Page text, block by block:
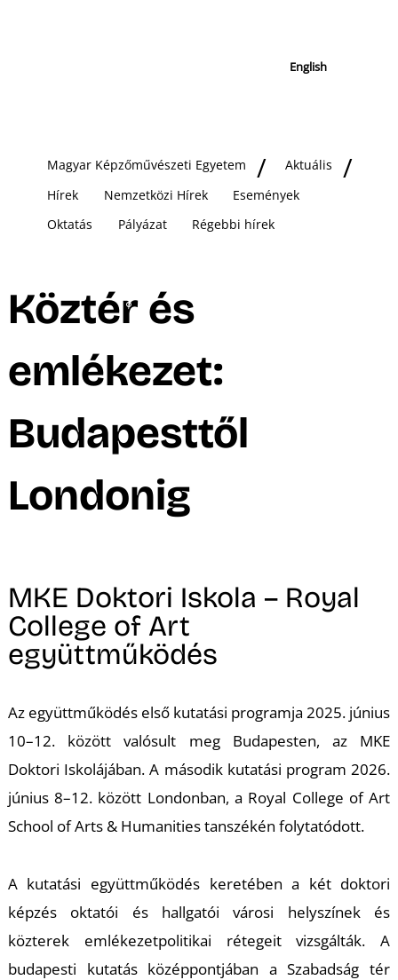
English
Magyar Képzőművészeti Egyetem
Aktuális
Hírek
Nemzetközi Hírek
Események
Oktatás
Pályázat Régebbi hírek
Köztér és
emlékezet:
Budapesttől
Londonig
MKE Doktori Iskola – Royal
College of Art
együttműködés
Az együttműködés első kutatási programja 2025. június
10–12. között valósult meg Budapesten, az MKE
Doktori Iskolájában. A második kutatási program 2026.
június 8–12. között Londonban, a Royal College of Art
School of Arts & Humanities tanszékén folytatódott.
A kutatási együttműködés keretében a két doktori
képzés oktatói és hallgatói városi helyszínek és
közterek emlékezetpolitikai rétegeit vizsgálták. A
budapesti kutatás középpontjában a Szabadság tér